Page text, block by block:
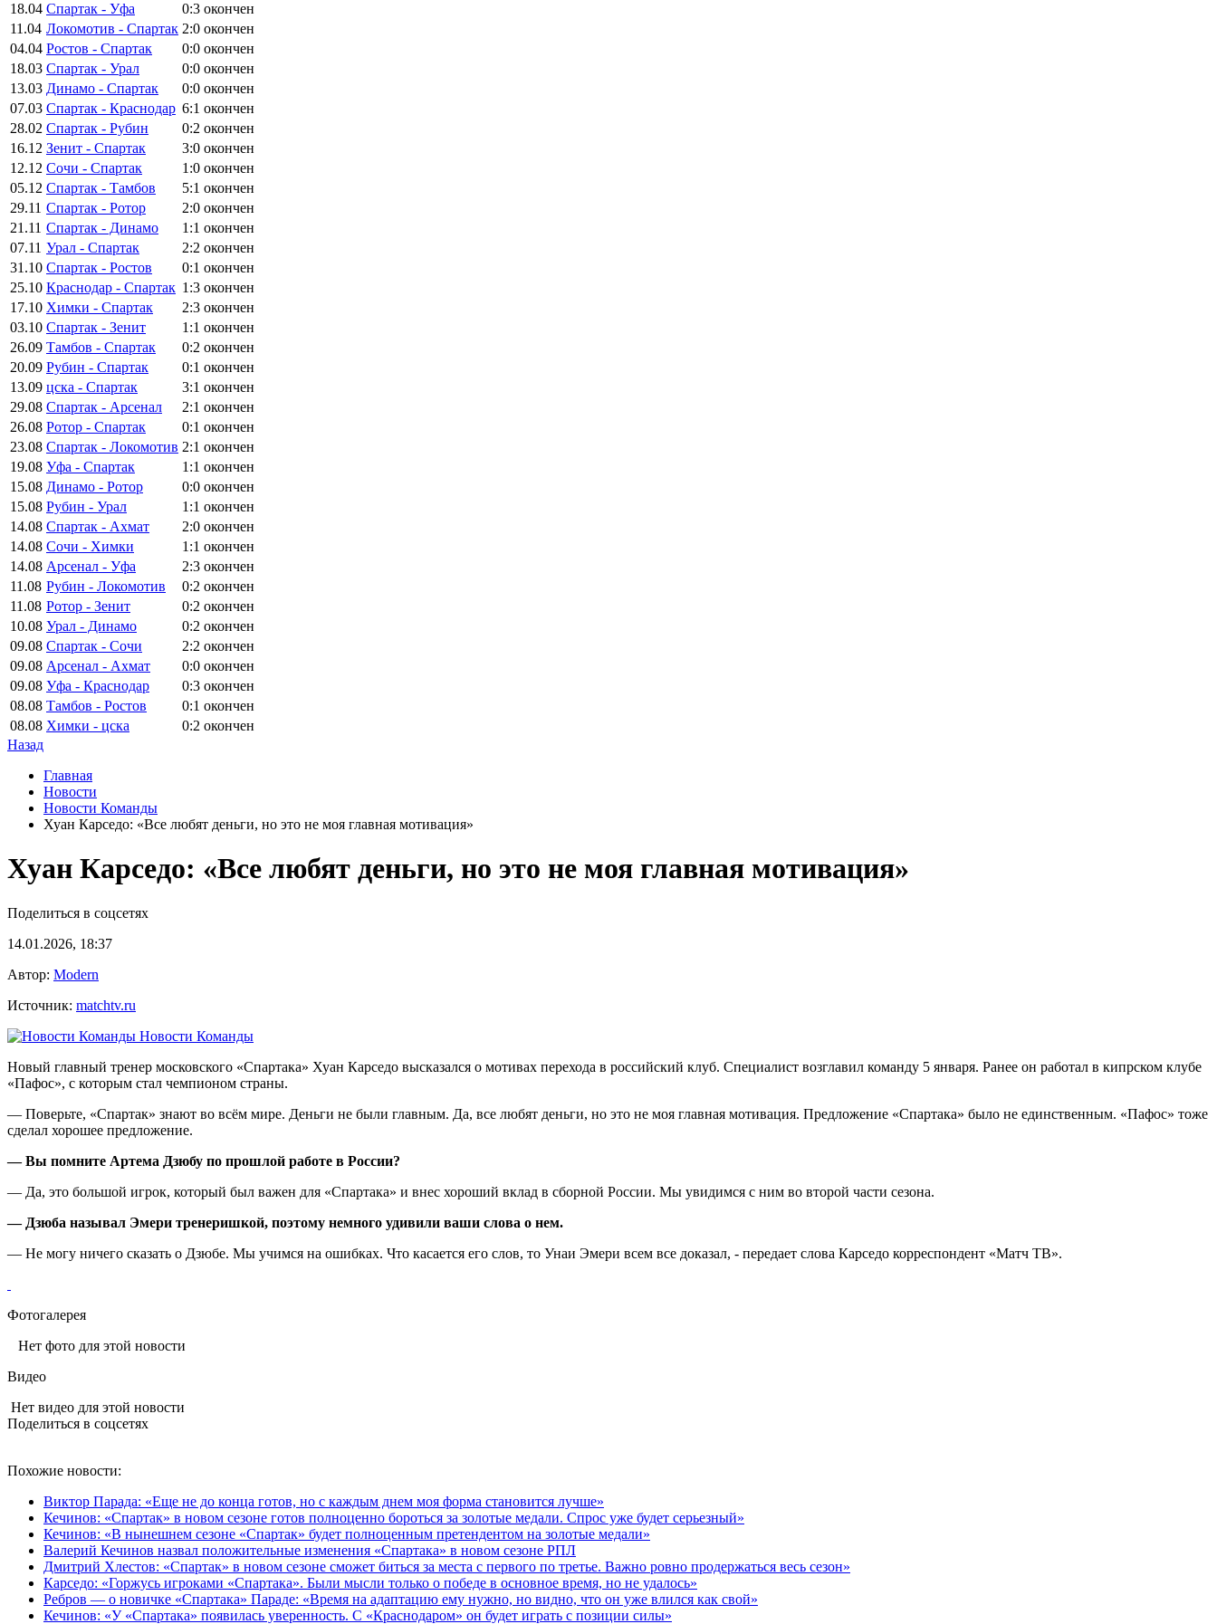
18.04 Спартак - Уфа 0:3 окончен
11.04 Локомотив - Спартак 2:0 окончен
04.04 Ростов - Спартак 0:0 окончен
18.03 Спартак - Урал 0:0 окончен
13.03 Динамо - Спартак 0:0 окончен
07.03 Спартак - Краснодар 6:1 окончен
28.02 Спартак - Рубин 0:2 окончен
16.12 Зенит - Спартак 3:0 окончен
12.12 Сочи - Спартак 1:0 окончен
05.12 Спартак - Тамбов 5:1 окончен
29.11 Спартак - Ротор 2:0 окончен
21.11 Спартак - Динамо 1:1 окончен
07.11 Урал - Спартак 2:2 окончен
31.10 Спартак - Ростов 0:1 окончен
25.10 Краснодар - Спартак 1:3 окончен
17.10 Химки - Спартак 2:3 окончен
03.10 Спартак - Зенит 1:1 окончен
26.09 Тамбов - Спартак 0:2 окончен
20.09 Рубин - Спартак 0:1 окончен
13.09 цска - Спартак 3:1 окончен
29.08 Спартак - Арсенал 2:1 окончен
26.08 Ротор - Спартак 0:1 окончен
23.08 Спартак - Локомотив 2:1 окончен
19.08 Уфа - Спартак 1:1 окончен
15.08 Динамо - Ротор 0:0 окончен
15.08 Рубин - Урал 1:1 окончен
14.08 Спартак - Ахмат 2:0 окончен
14.08 Сочи - Химки 1:1 окончен
14.08 Арсенал - Уфа 2:3 окончен
11.08 Рубин - Локомотив 0:2 окончен
11.08 Ротор - Зенит 0:2 окончен
10.08 Урал - Динамо 0:2 окончен
09.08 Спартак - Сочи 2:2 окончен
09.08 Арсенал - Ахмат 0:0 окончен
09.08 Уфа - Краснодар 0:3 окончен
08.08 Тамбов - Ростов 0:1 окончен
08.08 Химки - цска 0:2 окончен
Назад
Главная
Новости
Новости Команды
Хуан Карседо: «Все любят деньги, но это не моя главная мотивация»
Хуан Карседо: «Все любят деньги, но это не моя главная мотивация»
Поделиться в соцсетях
14.01.2026, 18:37
Автор: Modern
Источник: matchtv.ru
Новости Команды
Новый главный тренер московского «Спартака» Хуан Карседо высказался о мотивах перехода в российский клуб. Специалист возглавил команду 5 января. Ранее он работал в кипрском клубе
«Пафос», с которым стал чемпионом страны.
— Поверьте, «Спартак» знают во всём мире. Деньги не были главным. Да, все любят деньги, но это не моя главная мотивация. Предложение «Спартака» было не единственным. «Пафос» тоже
сделал хорошее предложение.
— Вы помните Артема Дзюбу по прошлой работе в России?
— Да, это большой игрок, который был важен для «Спартака» и внес хороший вклад в сборной России. Мы увидимся с ним во второй части сезона.
— Дзюба называл Эмери тренеришкой, поэтому немного удивили ваши слова о нем.
— Не могу ничего сказать о Дзюбе. Мы учимся на ошибках. Что касается его слов, то Унаи Эмери всем все доказал, - передает слова Карседо корреспондент «Матч ТВ».
Фотогалерея
Нет фото для этой новости
Видео
Нет видео для этой новости
Поделиться в соцсетях
Похожие новости:
Виктор Парада: «Еще не до конца готов, но с каждым днем моя форма становится лучше»
Кечинов: «Спартак» в новом сезоне готов полноценно бороться за золотые медали. Спрос уже будет серьезный»
Кечинов: «В нынешнем сезоне «Спартак» будет полноценным претендентом на золотые медали»
Валерий Кечинов назвал положительные изменения «Спартака» в новом сезоне РПЛ
Дмитрий Хлестов: «Спартак» в новом сезоне сможет биться за места с первого по третье. Важно ровно продержаться весь сезон»
Карседо: «Горжусь игроками «Спартака». Были мысли только о победе в основное время, но не удалось»
Ребров — о новичке «Спартака» Параде: «Время на адаптацию ему нужно, но видно, что он уже влился как свой»
Кечинов: «У «Спартака» появилась уверенность. С «Краснодаром» он будет играть с позиции силы»